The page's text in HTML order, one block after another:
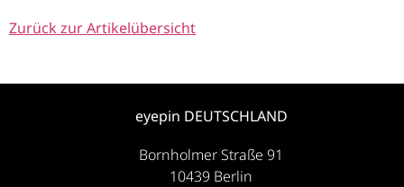
Zurück zur Artikelübersicht
eyepin DEUTSCHLAND
Bornholmer Straße 91
10439 Berlin